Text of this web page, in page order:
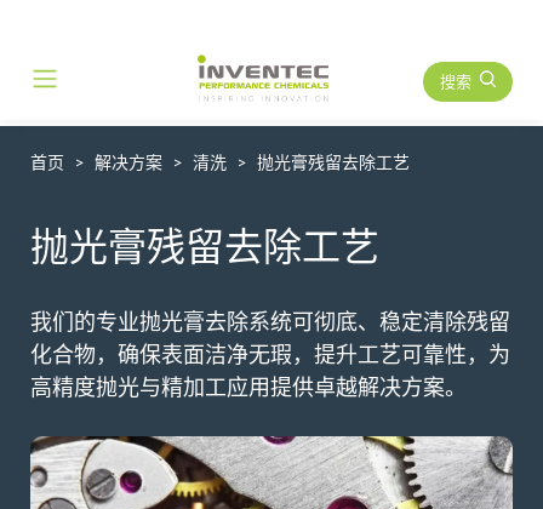
Main Navigation 搜索
首页 解决方案 清洗 抛光膏残留去除工艺
抛光膏残留去除工艺
我们的专业抛光膏去除系统可彻底、稳定清除残留
化合物，确保表面洁净无瑕，提升工艺可靠性，为
高精度抛光与精加工应用提供卓越解决方案。